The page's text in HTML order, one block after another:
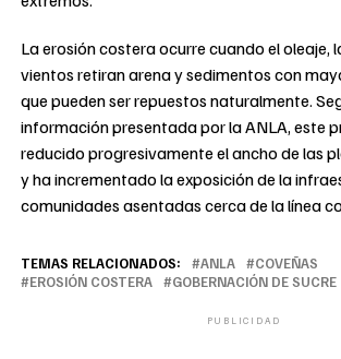
La erosión costera ocurre cuando el oleaje,
vientos retiran arena y sedimentos con
que pueden ser repuestos naturalmente.
información presentada por la ANLA, este
reducido progresivamente el ancho de las
y ha incrementado la exposición de la
comunidades asentadas cerca de la línea
TEMAS RELACIONADOS: ANLA
COVEÑAS
EROSIÓN COSTERA
GOBERNACIÓN DE SUCRE
PUBLICIDAD